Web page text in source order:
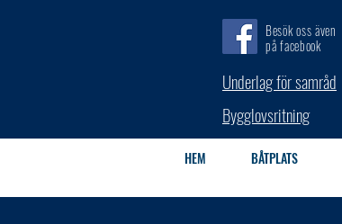
Besök oss även
på facebook
Underlag för samråd
Bygglovsritning
HEM BÅTPLATS